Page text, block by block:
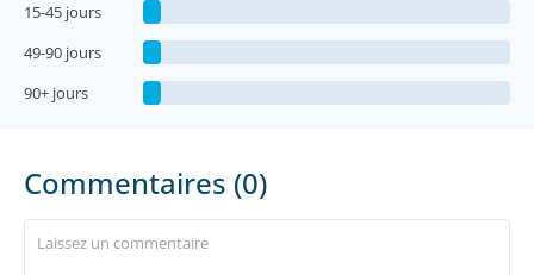
15-45 jours
49-90 jours
90+ jours
Commentaires (0)